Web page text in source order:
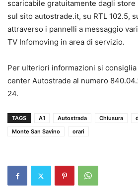
scaricabile gratuitamente dagli store
sul sito autostrade.it, su RTL 102.5,
attraverso i pannelli a messaggio
TV Infomoving in area di servizio.
Per ulteriori informazioni si
center Autostrade al numero
24.
TAGS A1 Autostrada Chiusura
Monte San Savino
orari